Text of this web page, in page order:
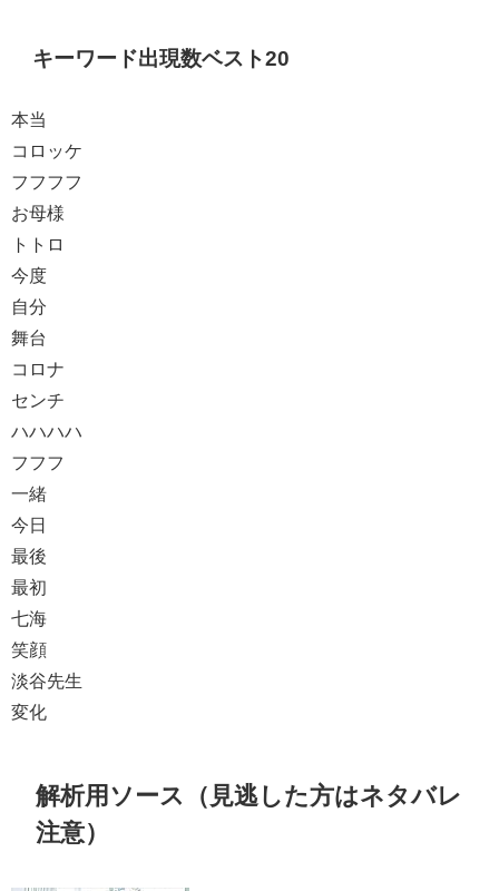
キーワード出現数ベスト20
本当
コロッケ
フフフフ
お母様
トトロ
今度
自分
舞台
コロナ
センチ
ハハハハ
フフフ
一緒
今日
最後
最初
七海
笑顔
淡谷先生
変化
解析用ソース（見逃した方はネタバレ
注意）